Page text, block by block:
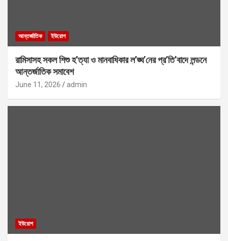
আন্তর্জাতিক ইউরোপ
রামিসাসহ সকল শিশু হ’ত্যা ও মানবাধিকার ল’ঙ্ঘ’নের প্র’তি’বাদে লন্ডনে
আন্তর্জাতিক সমাবেশ
June 11, 2026 admin
ইউরোপ